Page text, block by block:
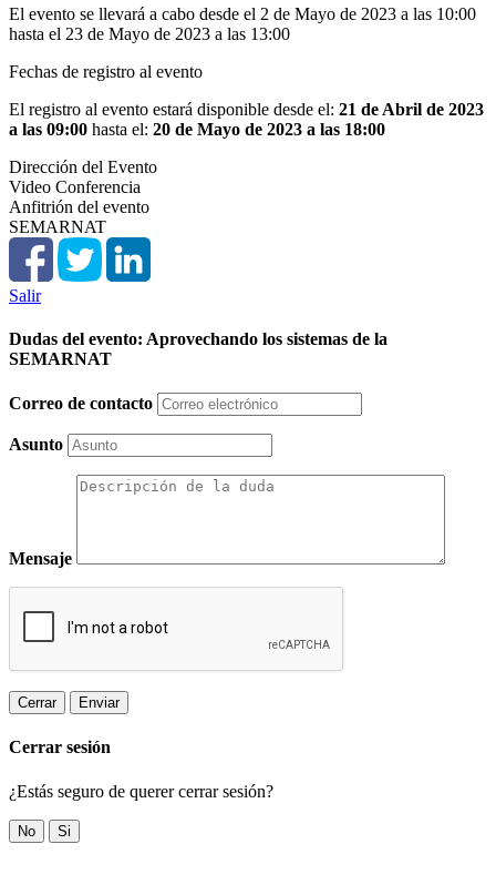
El evento se llevará a cabo desde el 2 de Mayo de 2023 a las 10:00
hasta el 23 de Mayo de 2023 a las 13:00
Fechas de registro al evento
El registro al evento estará disponible desde el: 21 de Abril de 2023
a las 09:00 hasta el: 20 de Mayo de 2023 a las 18:00
Dirección del Evento
Video Conferencia
Anfitrión del evento
SEMARNAT
Salir
Dudas del evento: Aprovechando los sistemas de la
SEMARNAT
Correo de contacto
Asunto
Mensaje
Cerrar Enviar
Cerrar sesión
¿Estás seguro de querer cerrar sesión?
No Si